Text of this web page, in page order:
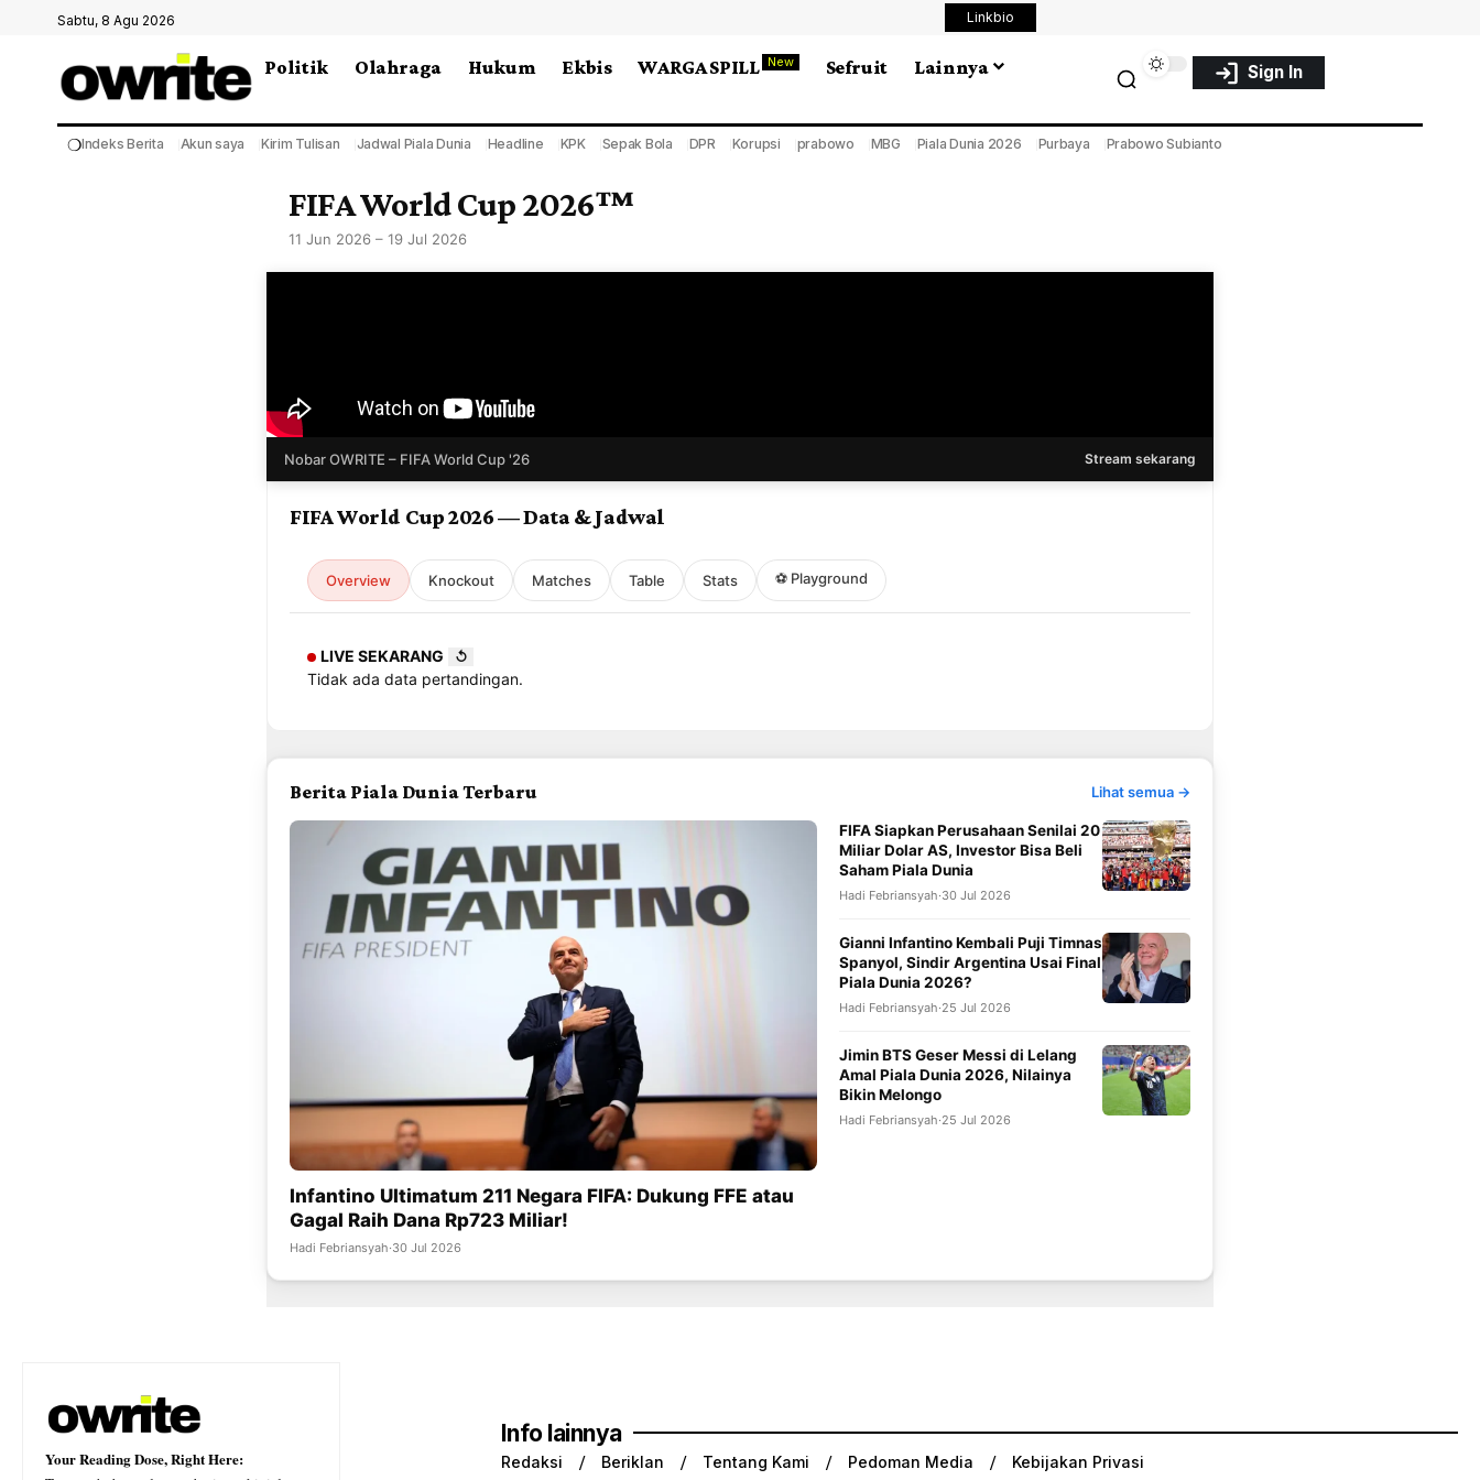
Sabtu, 8 Agu 2026 Linkbio
Politik Olahraga Hukum Ekbis WARGA SPILL New Sefruit Lainnya Sign In
❍Indeks Berita Akun saya Kirim Tulisan Jadwal Piala Dunia Headline KPK Sepak Bola DPR Korupsi prabowo MBG Piala Dunia 2026 Purbaya Prabowo Subianto
FIFA World Cup 2026™
11 Jun 2026 – 19 Jul 2026
Nobar OWRITE – FIFA World Cup '26 Stream sekarang
FIFA World Cup 2026 — Data & Jadwal
Overview Knockout Matches Table Stats ⚽ Playground
LIVE SEKARANG ↺
Tidak ada data pertandingan.
Berita Piala Dunia Terbaru Lihat semua →
Infantino Ultimatum 211 Negara FIFA: Dukung FFE atau
Gagal Raih Dana Rp723 Miliar!
Hadi Febriansyah·30 Jul 2026
FIFA Siapkan Perusahaan Senilai 20
Miliar Dolar AS, Investor Bisa Beli
Saham Piala Dunia
Hadi Febriansyah·30 Jul 2026
Gianni Infantino Kembali Puji Timnas
Spanyol, Sindir Argentina Usai Final
Piala Dunia 2026?
Hadi Febriansyah·25 Jul 2026
Jimin BTS Geser Messi di Lelang
Amal Piala Dunia 2026, Nilainya
Bikin Melongo
Hadi Febriansyah·25 Jul 2026
Your Reading Dose, Right Here:
Info lainnya
Redaksi Beriklan Tentang Kami Pedoman Media Kebijakan Privasi